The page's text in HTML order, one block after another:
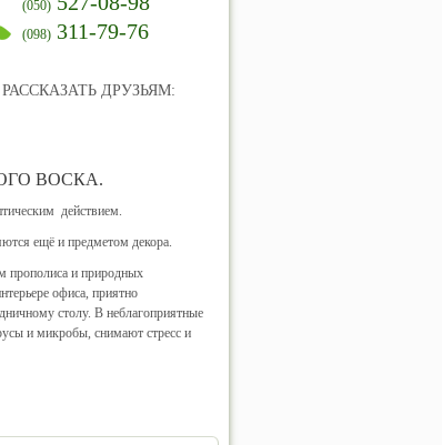
(050)
(098) 311-79-76
РАССКАЗАТЬ ДРУЗЬЯМ:
ВОСКА.
действием.
ещё и предметом декора.
прополиса и природных
офиса, приятно
столу. В неблагоприятные
и микробы, снимают стресс и